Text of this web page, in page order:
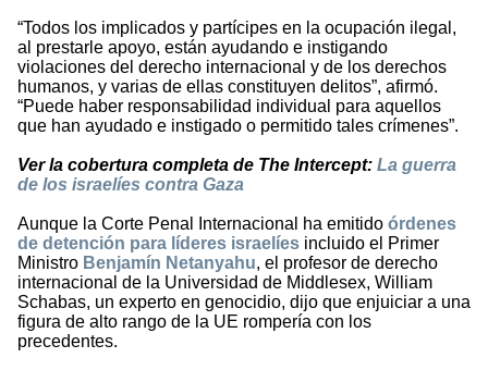
“Todos los implicados y partícipes en la ocupación ilegal,
al prestarle apoyo, están ayudando e instigando
violaciones del derecho internacional y de los derechos
humanos, y varias de ellas constituyen delitos”, afirmó.
“Puede haber responsabilidad individual para aquellos
que han ayudado e instigado o permitido tales crímenes”.
Ver la cobertura completa de The Intercept: La guerra
de los israelíes contra Gaza
Aunque la Corte Penal Internacional ha emitido órdenes
de detención para líderes israelíes incluido el Primer
Ministro Benjamín Netanyahu, el profesor de derecho
internacional de la Universidad de Middlesex, William
Schabas, un experto en genocidio, dijo que enjuiciar a una
figura de alto rango de la UE rompería con los
precedentes.